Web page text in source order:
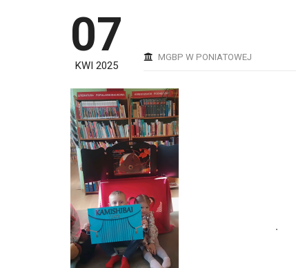
07
KWI 2025
MGBP W PONIATOWEJ